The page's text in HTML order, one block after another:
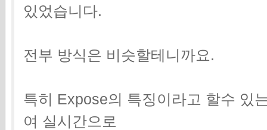
있었습니다.
전부 방식은 비슷할테니까요.
특히 Expose의 특징이라고 할수 있
여 실시간으로